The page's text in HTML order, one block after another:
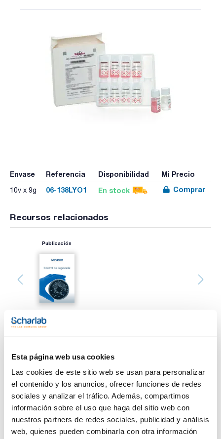
Esta página web usa cookies
Las cookies de este sitio web se usan para personalizar
el contenido y los anuncios, ofrecer funciones de redes
sociales y analizar el tráfico. Además, compartimos
información sobre el uso que haga del sitio web con
nuestros partners de redes sociales, publicidad y análisis
web, quienes pueden combinarla con otra información
Envase Referencia Disponibilidad Mi Precio
10v x 9g 06-138LYO1 En stock Comprar
Recursos relacionados
Publicación
Imprimir ficha de
producto
Características
Presentación : Legionella GVPC Suplemento Selectivo. 10
viales
Tipo de envase : viales de vidrio
064-PA0017
Medio sólido usado para la detección, aislamiento y
enumeración de Legionella en aguas de acuerdo a las normas
Ver más